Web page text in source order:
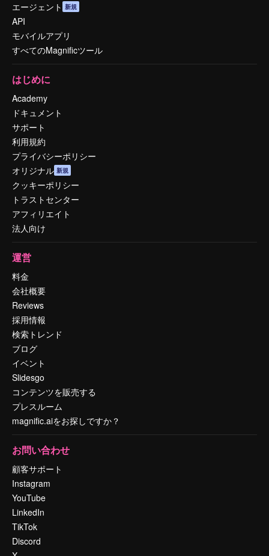
エージェント 新規
API
モバイルアプリ
すべてのMagnificツール
はじめに
Academy
ドキュメント
サポート
利用規約
プライバシーポリシー
オリジナル 新規
クッキーポリシー
トラストセンター
アフィリエイト
法人向け
運営
料金
会社概要
Reviews
採用情報
検索トレンド
ブログ
イベント
Slidesgo
コンテンツを販売する
プレスルーム
magnific.aiをお探しですか？
お問い合わせ
顧客サポート
Instagram
YouTube
LinkedIn
TikTok
Discord